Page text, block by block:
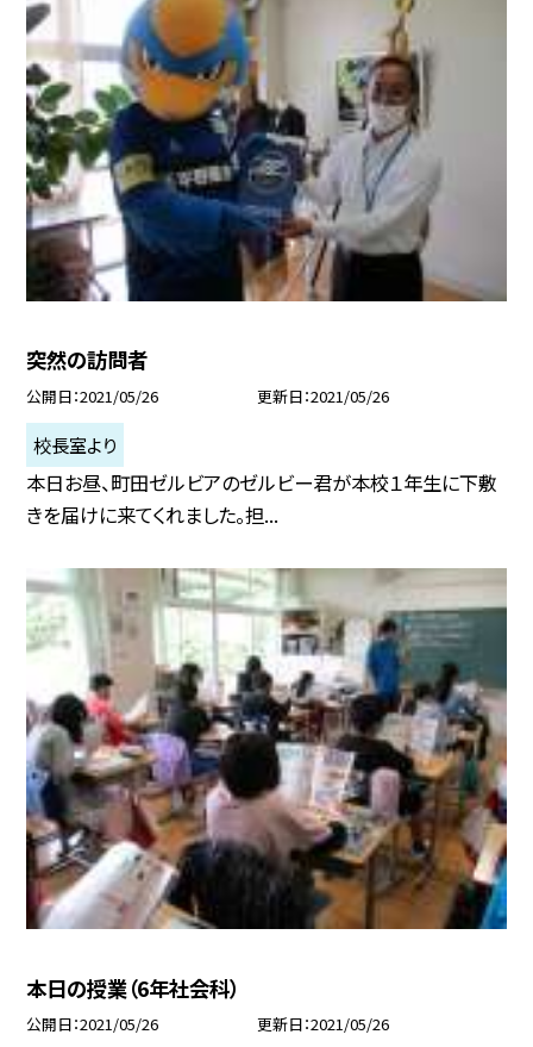
突然の訪問者
公開日 2021/05/26 更新日 2021/05/26
校長室より
本日お昼、町田ゼルビアのゼルビー君が本校１年生に下敷
きを届けに来てくれました。担...
本日の授業（6年社会科）
公開日 2021/05/26 更新日 2021/05/26